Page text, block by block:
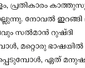
പ്രതികാരം
നോവൽ ഇറങ്ങി
സൽമാൻ റുഷ്ദി
മറ്റൊരു
ഏത്